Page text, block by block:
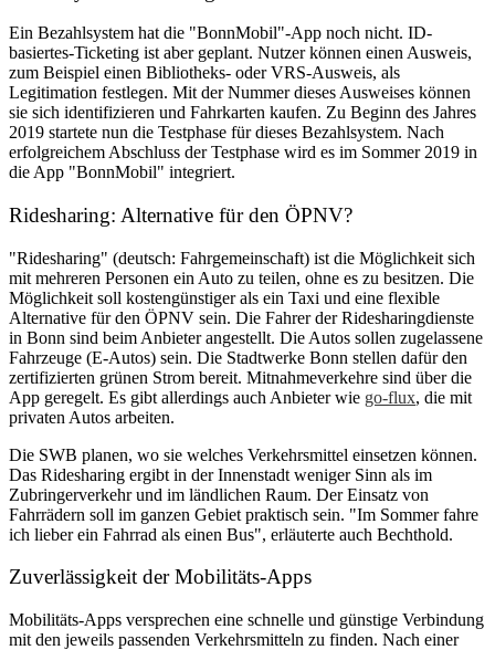
Ein Bezahlsystem hat die "BonnMobil"-App noch nicht. ID-
basiertes-Ticketing ist aber geplant. Nutzer können einen Ausweis,
zum Beispiel einen Bibliotheks- oder VRS-Ausweis, als
Legitimation festlegen. Mit der Nummer dieses Ausweises können
sie sich identifizieren und Fahrkarten kaufen. Zu Beginn des Jahres
2019 startete nun die Testphase für dieses Bezahlsystem. Nach
erfolgreichem Abschluss der Testphase wird es im Sommer 2019 in
die App "BonnMobil" integriert.
Ridesharing: Alternative für den ÖPNV?
"Ridesharing" (deutsch: Fahrgemeinschaft) ist die Möglichkeit sich
mit mehreren Personen ein Auto zu teilen, ohne es zu besitzen. Die
Möglichkeit soll kostengünstiger als ein Taxi und eine flexible
Alternative für den ÖPNV sein. Die Fahrer der Ridesharingdienste
in Bonn sind beim Anbieter angestellt. Die Autos sollen zugelassene
Fahrzeuge (E-Autos) sein. Die Stadtwerke Bonn stellen dafür den
zertifizierten grünen Strom bereit. Mitnahmeverkehre sind über die
App geregelt. Es gibt allerdings auch Anbieter wie go-flux, die mit
privaten Autos arbeiten.
Die SWB planen, wo sie welches Verkehrsmittel einsetzen können.
Das Ridesharing ergibt in der Innenstadt weniger Sinn als im
Zubringerverkehr und im ländlichen Raum. Der Einsatz von
Fahrrädern soll im ganzen Gebiet praktisch sein. "Im Sommer fahre
ich lieber ein Fahrrad als einen Bus", erläuterte auch Bechthold.
Zuverlässigkeit der Mobilitäts-Apps
Mobilitäts-Apps versprechen eine schnelle und günstige Verbindung
mit den jeweils passenden Verkehrsmitteln zu finden. Nach einer